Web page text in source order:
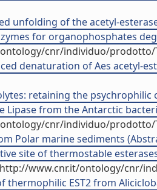
unfolding of the acetyl-
for organophosphates
cnr/individuo/prodotto/
denaturation of Aes acetyl-
retaining the
Lipase from the Antarctic
cnr/individuo/prodotto/
Polar marine sediments
site of thermostable
www.cnr.it/ontology/cnr/
thermophilic EST2 from